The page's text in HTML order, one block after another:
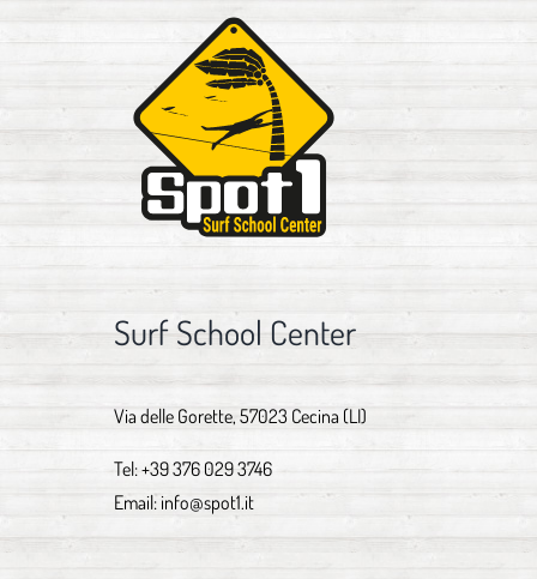
Surf School Center
Via delle Gorette, 57023 Cecina (LI)
Tel:+39 376 029 3746
Email: info@spot1.it